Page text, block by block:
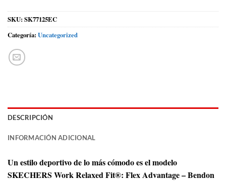
SKU: SK77125EC
Categoría: Uncategorized
DESCRIPCIÓN
INFORMACIÓN ADICIONAL
Un estilo deportivo de lo más cómodo es el modelo
SKECHERS Work Relaxed Fit®: Flex Advantage – Bendon